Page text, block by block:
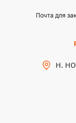
Почта для
Н.